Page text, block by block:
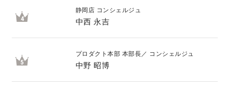
4
静岡店 コンシェルジュ
中西 永吉
5
プロダクト本部 本部長／ コンシェルジュ
中野 昭博